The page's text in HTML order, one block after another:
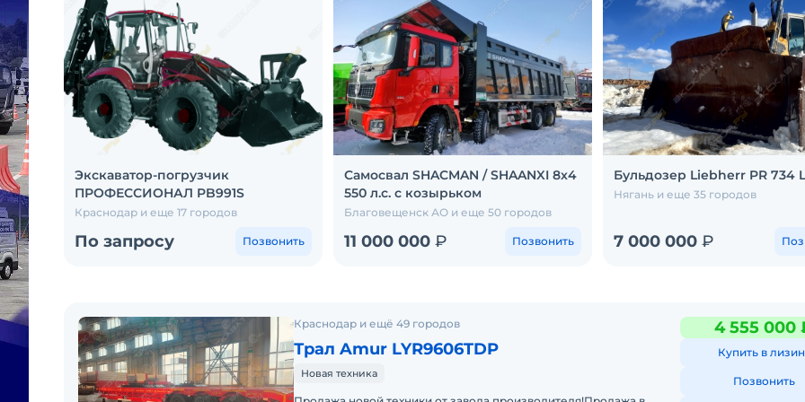
Экскаватор-погрузчик
ПРОФЕССИОНАЛ PB991S
Краснодар и еще 17 городов
По запросу Позвонить
Самосвал SHACMAN / SHAANXI 8х4
550 л.с. с козырьком
Благовещенск АО и еще 50 городов
11 000 000 ₽ Позвонить
Бульдозер Liebherr PR 734 L
Нягань и еще 35 городов
7 000 000 ₽
Краснодар и ещё 49 городов
Трал Amur LYR9606TDP
Новая техника
4 555 000
Купить в
Позвонить